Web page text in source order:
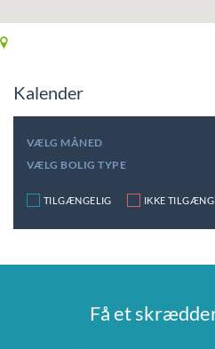
Kalender
VÆLG MÅNED
VÆLG BOLIG TYPE
TILGÆNGELIG IKKE
Få et